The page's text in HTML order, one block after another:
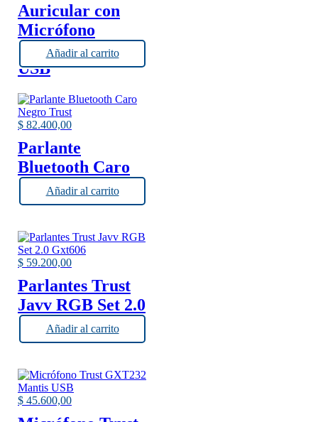
Auricular con
Micrófono
Logitech h390
USB
Añadir al carrito
$ 82.400,00
Parlante
Bluetooth Caro
Negro Trust
Añadir al carrito
$ 59.200,00
Parlantes Trust
Javv RGB Set 2.0
Gxt606Añadir al carrito
$ 45.600,00